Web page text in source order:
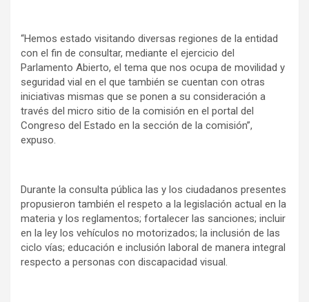
“Hemos estado visitando diversas regiones de la entidad
con el fin de consultar, mediante el ejercicio del
Parlamento Abierto, el tema que nos ocupa de movilidad y
seguridad vial en el que también se cuentan con otras
iniciativas mismas que se ponen a su consideración a
través del micro sitio de la comisión en el portal del
Congreso del Estado en la sección de la comisión”,
expuso.
Durante la consulta pública las y los ciudadanos presentes
propusieron también el respeto a la legislación actual en la
materia y los reglamentos; fortalecer las sanciones; incluir
en la ley los vehículos no motorizados; la inclusión de las
ciclo vías; educación e inclusión laboral de manera integral
respecto a personas con discapacidad visual.